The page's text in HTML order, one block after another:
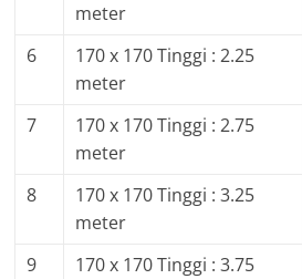
meter
6
170 x 170 Tinggi : 2.25
meter
7
170 x 170 Tinggi : 2.75
meter
8
170 x 170 Tinggi : 3.25
meter
9
170 x 170 Tinggi : 3.75